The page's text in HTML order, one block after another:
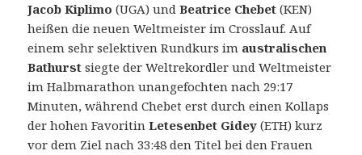
Jacob Kiplimo (UGA) undBeatrice Chebet (KEN)
heißen die neuen Weltmeister im Crosslauf. Auf
einem sehr selektiven Rundkurs im australischen
Bathurst siegte der Weltrekordler und Weltmeister
im Halbmarathon unangefochten nach 29:17
Minuten, während Chebet erst durch einen Kollaps
der hohen FavoritinLetesenbet Gidey (ETH) kurz
vor dem Ziel nach 33:48 den Titel bei den Frauen